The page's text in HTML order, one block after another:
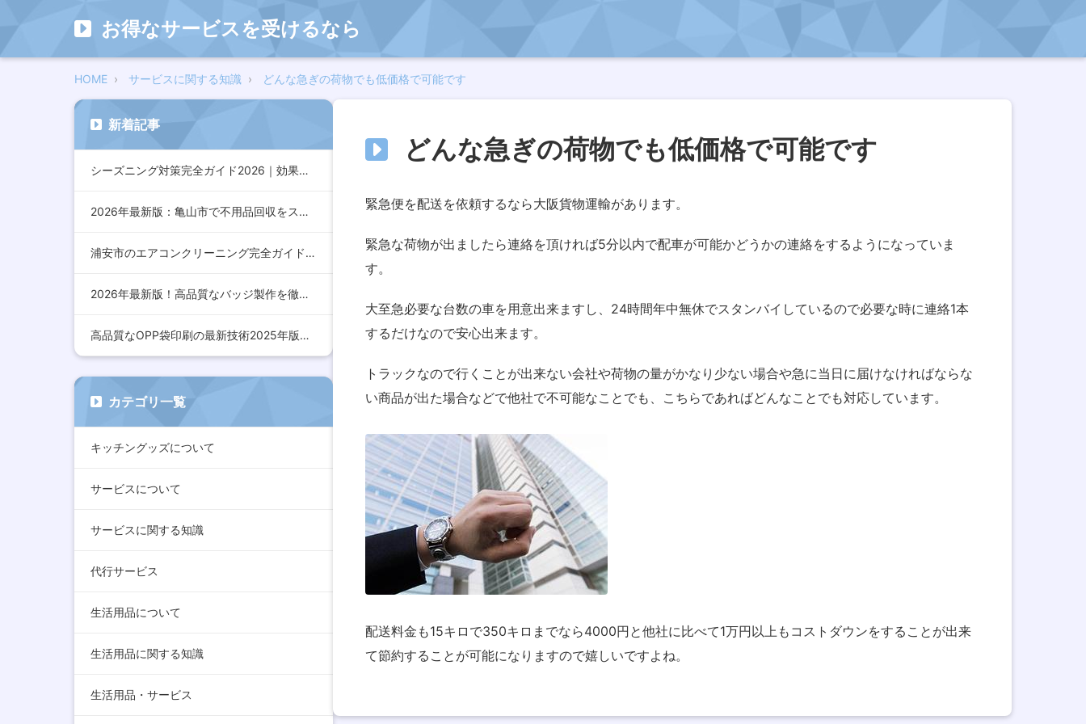
お得なサービスを受けるなら
HOME サービスに関する知識 どんな急ぎの荷物でも低価格で可能です
どんな急ぎの荷物でも低価格で可能です
緊急便を配送を依頼するなら大阪貨物運輸があります。
緊急な荷物が出ましたら連絡を頂ければ5分以内で配車が可能かどうかの連絡をするようになっていま
す。
大至急必要な台数の車を用意出来ますし、24時間年中無休でスタンバイしているので必要な時に連絡1本
するだけなので安心出来ます。
トラックなので行くことが出来ない会社や荷物の量がかなり少ない場合や急に当日に届けなければならな
い商品が出た場合などで他社で不可能なことでも、こちらであればどんなことでも対応しています。
配送料金も15キロで350キロまでなら4000円と他社に比べて1万円以上もコストダウンをすることが出来
て節約することが可能になりますので嬉しいですよね。
新着記事
シーズニング対策完全ガイド2026｜効果的な方法とおすすめア…
2026年最新版：亀山市で不用品回収をスムーズに行うための完…
浦安市のエアコンクリーニング完全ガイド2026年版｜効果的な…
2026年最新版！高品質なバッジ製作を徹底解説：デザインから…
高品質なOPP袋印刷の最新技術2025年版：コスト削減とデザ…
カテゴリ一覧
キッチングッズについて
サービスについて
サービスに関する知識
代行サービス
生活用品について
生活用品に関する知識
生活用品・サービス